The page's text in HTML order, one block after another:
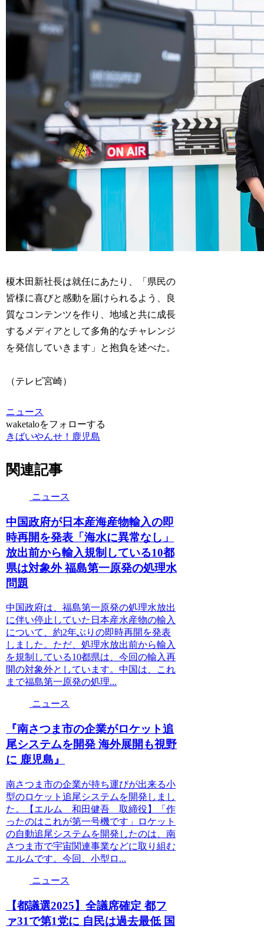
榎木田新社長は就任にあたり、「県民の
皆様に喜びと感動を届けられるよう、良
質なコンテンツを作り、地域と共に成長
するメディアとして多角的なチャレンジ
を発信していきます」と抱負を述べた。
（テレビ宮崎）
ニュース
waketaloをフォローする
きばいやんせ！鹿児島
関連記事
ニュース
中国政府が日本産海産物輸入の即
時再開を発表「海水に異常なし」
放出前から輸入規制している10都
県は対象外 福島第一原発の処理水
問題
中国政府は、福島第一原発の処理水放出
に伴い停止していた日本産水産物の輸入
について、約2年ぶりの即時再開を発表
しました。ただ、処理水放出前から輸入
を規制している10都県は、今回の輸入再
開の対象外としています。中国は、これ
まで福島第一原発の処理...
ニュース
『南さつま市の企業がロケット追
尾システムを開発 海外展開も視野
に 鹿児島』
南さつま市の企業が持ち運びが出来る小
型のロケット追尾システムを開発しまし
た。【エルム 和田健吾 取締役】「作
ったのはこれが第一号機です」ロケット
の自動追尾システムを開発したのは、南
さつま市で宇宙関連事業などに取り組む
エルムです。今回、小型ロ...
ニュース
【都議選2025】全議席確定 都フ
ァ31で第1党に 自民は過去最低 国